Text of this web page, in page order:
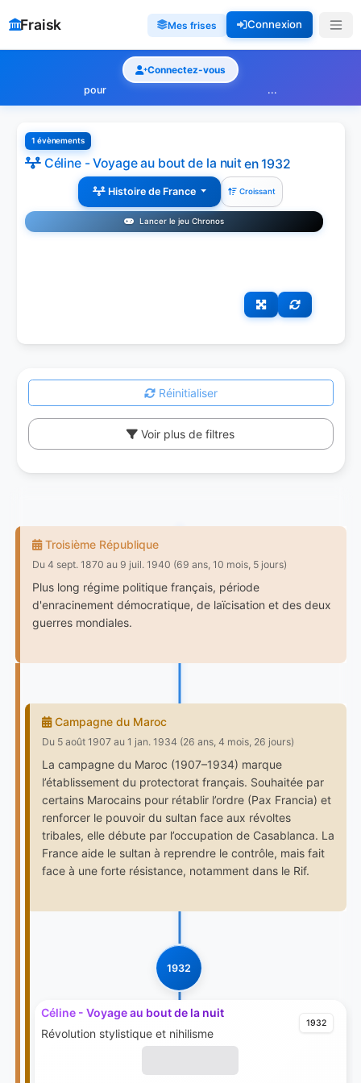
Fraisk Mes frises Connexion
Connectez-vous
pour
...
1 évènements
Céline - Voyage au bout de la nuiten 1932
Histoire de France Croissant
Lancer le jeu Chronos
Réinitialiser
Voir plus de filtres
Troisième République
Du 4 sept. 1870 au 9 juil. 1940 (69 ans, 10 mois, 5 jours)
Plus long régime politique français, période
d'enracinement démocratique, de laïcisation et des deux
guerres mondiales.
Campagne du Maroc
Du 5 août 1907 au 1 jan. 1934 (26 ans, 4 mois, 26 jours)
La campagne du Maroc (1907–1934) marque
l’établissement du protectorat français. Souhaitée par
certains Marocains pour rétablir l’ordre (Pax Francia) et
renforcer le pouvoir du sultan face aux révoltes
tribales, elle débute par l’occupation de Casablanca. La
France aide le sultan à reprendre le contrôle, mais fait
face à une forte résistance, notamment dans le Rif.
1932
1932
Céline - Voyage au bout de la nuit
Révolution stylistique et nihilisme